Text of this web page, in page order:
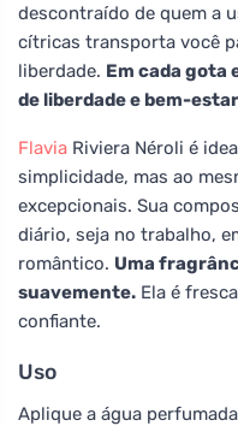
descontraído de quem a
cítricas transporta você
liberdade. Em cada gota
de liberdade e bem-
Flavia Riviera Néroli é
simplicidade, mas ao
excepcionais. Sua
diário, seja no trabalho,
romântico. Uma
suavemente. Ela é
confiante.
Uso
Aplique a água perfumada